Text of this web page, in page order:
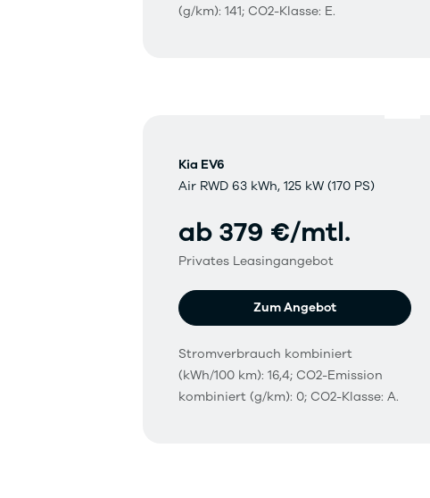
(g/km): 141; CO2-Klasse: E.
Kia EV6
Air RWD 63 kWh, 125 kW (170 PS)
ab 379 €/mtl.
Privates Leasingangebot
Zum Angebot
Stromverbrauch kombiniert
(kWh/100 km): 16,4; CO2-Emission
kombiniert (g/km): 0; CO2-Klasse: A.